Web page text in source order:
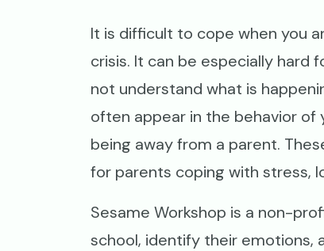
It is difficult to cope when you
crisis. It can be especially hard
not understand what is
often appear in the behavior of
being away from a parent.
for parents coping with stress,
Sesame Workshop is a non-
school, identify their emotions,